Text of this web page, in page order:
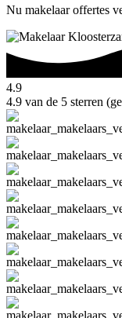
Nu makelaar offertes
4.9
4.9 van de 5 sterren